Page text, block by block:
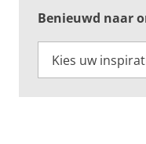
Benieuwd naar